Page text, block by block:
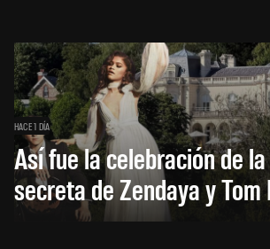
HACE 1 DÍA
Así fue la celebración de
secreta de Zendaya y Tom